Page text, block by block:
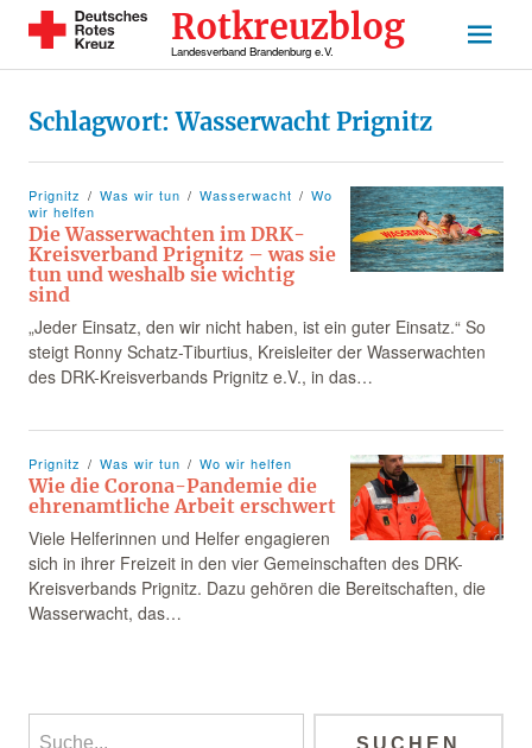
Rotkreuzblog
Landesverband Brandenburg e.V.
Schlagwort:Wasserwacht Prignitz
Prignitz Was wir tun Wasserwacht
Wo
wir helfen
Die Wasserwachten im DRK-
Kreisverband Prignitz – was sie
tun und weshalb sie wichtig
sind
„Jeder Einsatz, den wir nicht haben, ist ein guter Einsatz.“ So
steigt Ronny Schatz-Tiburtius, Kreisleiter der Wasserwachten
des DRK-Kreisverbands Prignitz e.V., in das…
Prignitz Was wir tun Wo wir helfen
Wie die Corona-Pandemie die
ehrenamtliche Arbeit erschwert
Viele Helferinnen und Helfer engagieren
sich in ihrer Freizeit in den vier Gemeinschaften des DRK-
Kreisverbands Prignitz. Dazu gehören die Bereitschaften, die
Wasserwacht, das…